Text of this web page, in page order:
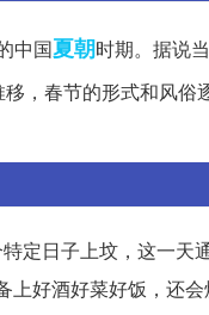
中国夏朝时期。据说
，春节的形式和风俗
定日子上坟，这一天
好酒好菜好饭，还